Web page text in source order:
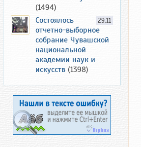
(1494)
29.11
Состоялось
отчетно-выборное
собрание Чувашской
национальной
академии наук и
искусств (1398)